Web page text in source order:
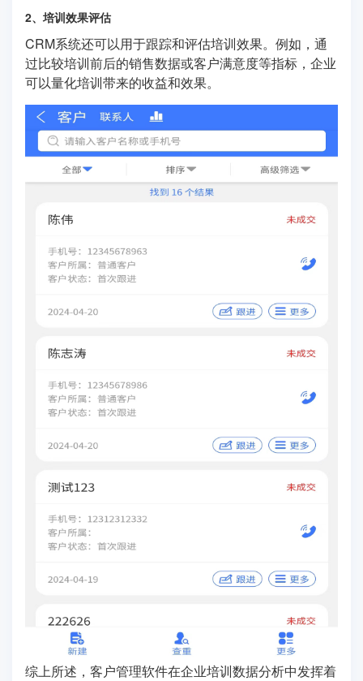
2、培训效果评估
CRM系统还可以用于跟踪和评估培训效果。例如，通
过比较培训前后的销售数据或客户满意度等指标，企业
可以量化培训带来的收益和效果。
综上所述，客户管理软件在企业培训数据分析中发挥着